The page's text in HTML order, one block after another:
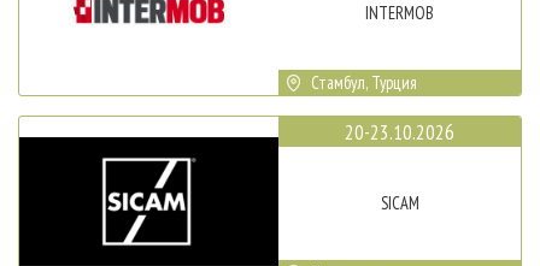
INTERMOB
Стамбул, Турция
20-23.10.2026
SICAM